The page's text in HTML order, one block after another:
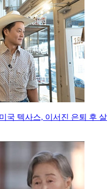
국 텍사스, 이서진 은퇴 후 살